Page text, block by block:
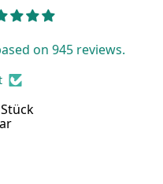
on 945 reviews.